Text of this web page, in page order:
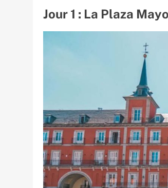
Jour 1 : La Plaza